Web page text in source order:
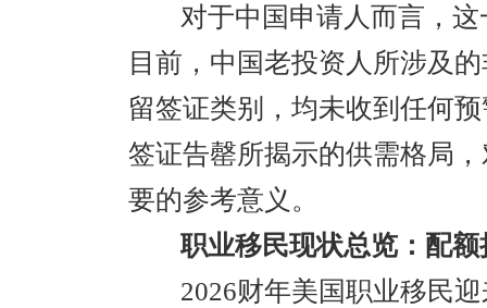
对于中国申请人而言，
目前，中国老投资人所涉及
留签证类别，均未收到任何
签证告罄所揭示的供需格局
要的参考意义。
职业移民现状总览：配
2026财年美国职业移民